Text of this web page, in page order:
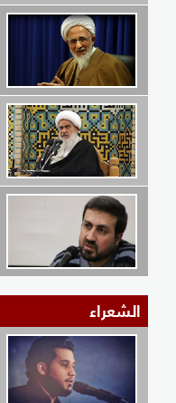
الشعراء